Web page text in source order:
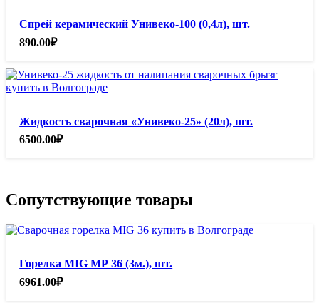
Спрей керамический Унивеко-100 (0,4л), шт.
890.00₽
Жидкость сварочная «Унивеко-25» (20л), шт.
6500.00₽
Сопутствующие товары
Горелка MIG МР 36 (3м.), шт.
6961.00₽